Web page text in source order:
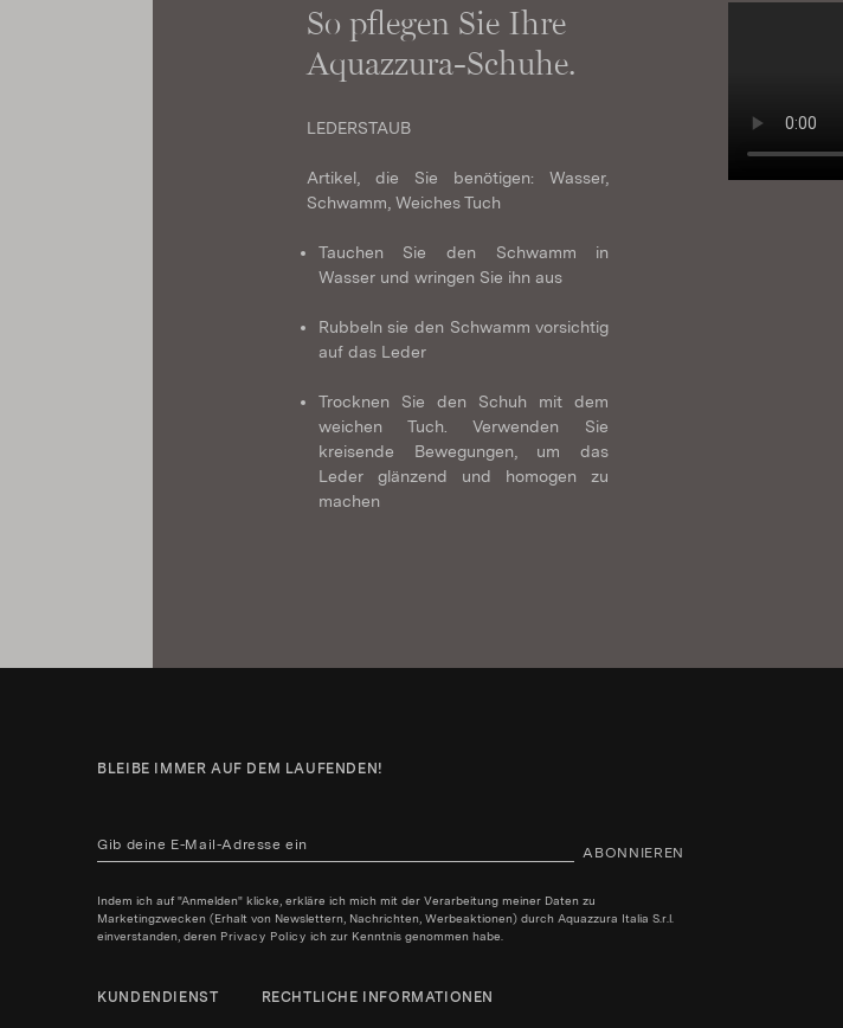
So pflegen Sie Ihre
Aquazzura-Schuhe.
LEDERSTAUB
Artikel, die Sie benötigen: Wasser,
Schwamm, Weiches Tuch
Tauchen Sie den Schwamm in
Wasser und wringen Sie ihn aus
Rubbeln sie den Schwamm vorsichtig
auf das Leder
Trocknen Sie den Schuh mit dem
weichen Tuch. Verwenden Sie
kreisende Bewegungen, um das
Leder glänzend und homogen zu
machen
BLEIBE IMMER AUF DEM LAUFENDEN!
ABONNIEREN
Indem ich auf "Anmelden" klicke, erkläre ich mich mit der Verarbeitung meiner Daten zu
Marketingzwecken (Erhalt von Newslettern, Nachrichten, Werbeaktionen) durch Aquazzura Italia S.r.l.
einverstanden, deren Privacy Policy ich zur Kenntnis genommen habe.
KUNDENDIENST RECHTLICHE INFORMATIONEN